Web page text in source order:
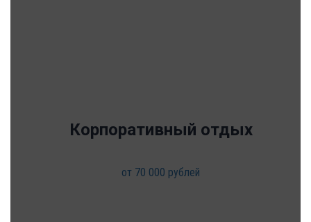
Корпоративный отдых
от 70 000 рублей